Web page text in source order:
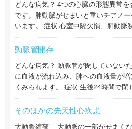
どんな病気？ 4つの心臓の形態異常
です。肺動脈がせまいと重いチアノ
います。 症状 心室中隔欠損、肺動脈
動脈管開存
どんな病気？ 動脈管が閉じていない
に血液が流れ込み、肺への血液量が
くみられます。 症状 生後24時間で閉
そのほかの先天性心疾患
大動脈縮窄 大動脈の一部がせまく